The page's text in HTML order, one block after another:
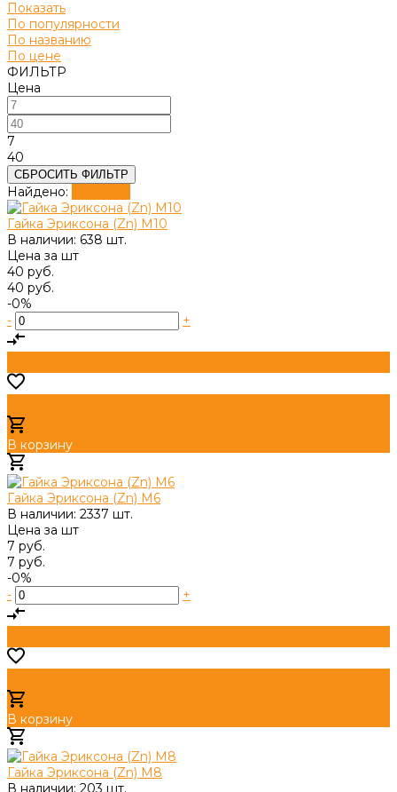
Показать
По популярности
По названию
По цене
ФИЛЬТР
Цена
7
40
СБРОСИТЬ ФИЛЬТР
Найдено:
Гайка Эриксона (Zn) М10
В наличии: 638 шт.
Цена за шт
40 руб.
40 руб.
-0%
-
+
В корзину
Гайка Эриксона (Zn) М6
В наличии: 2337 шт.
Цена за шт
7 руб.
7 руб.
-0%
-
+
В корзину
Гайка Эриксона (Zn) М8
В наличии: 203 шт.